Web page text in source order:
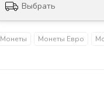
Выбрать
Монеты Монеты Евро